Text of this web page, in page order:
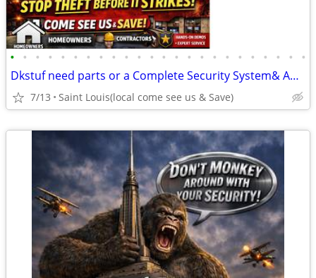
• • • • • • • • • • • • • • • • • • • • • • • •
Dkstuf need parts or a Complete Security System& Automation & More!
7/13 Saint Louis(local come see us & Save)